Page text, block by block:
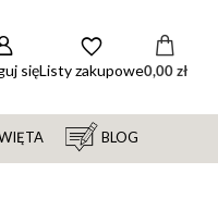
sięListy zakupowe0,00 zł
BLOG